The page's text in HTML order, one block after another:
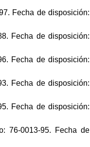
Fecha de disposición:
Fecha de disposición:
Fecha de disposición:
Fecha de disposición:
Fecha de disposición:
76-0013-95. Fecha de